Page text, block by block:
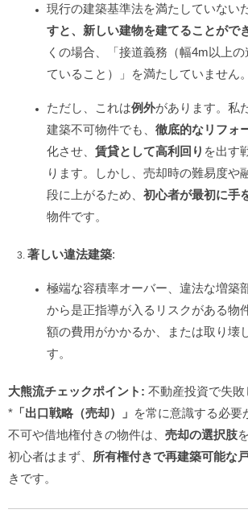
現行の建築基準法を満たしていない
すと、新しい建物を建てることがで
くの場合、「接道義務（幅4m以上
ていること）」を満たしていません。
ただし、これは例外があります。私
建築不可物件でも、 徹底的なリフォ
化させ、 賃貸として高利回り を出す
ります。しかし、売却時の難易度や
段に上がるため、 初心者が最初に手
物件です。
著しい違法建築:
極端な容積率オーバー、違法な増築
から是正指導が入るリスクがある物
額の費用がかかるか、または取り壊
す。
大熊流チェックポイント: 不動産投資で失敗
* 「出口戦略（売却）」 を常に意識する必要
不可や借地権付きの物件は、 売却の選択肢
初心者はまず、 所有権付きで再建築可能な
きです。